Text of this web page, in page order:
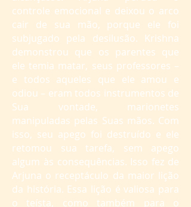
controle emocional e deixou o arco
cair de sua mão, porque ele foi
subjugado pela desilusão. Krishna
demonstrou que os parentes que
ele temia matar, seus professores –
e todos aqueles que ele amou e
odiou – eram todos instrumentos de
Sua vontade, marionetes
manipuladas pelas Suas mãos. Com
isso, seu apego foi destruído e ele
retomou sua tarefa, sem apego
algum às consequências. Isso fez de
Arjuna o receptáculo da maior lição
da história. Essa lição é valiosa para
o teísta, como também para o